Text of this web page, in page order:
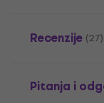
Recenzije (27)
Pitanja i